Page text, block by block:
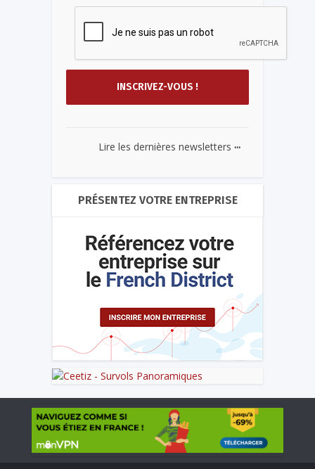
Lire les dernières newsletters ...
PRÉSENTEZ VOTRE ENTREPRISE